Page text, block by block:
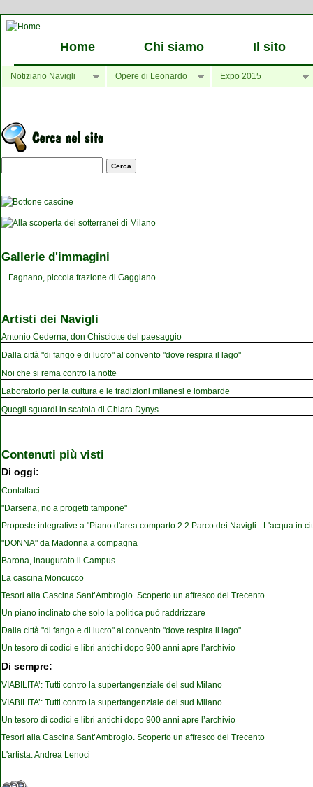
Home Chi siamo Il sito
Notiziario Navigli Opere di Leonardo Expo 2015
Maschera di ricerca
Gallerie d'immagini
Fagnano, piccola frazione di Gaggiano
Artisti dei Navigli
Antonio Cederna, don Chisciotte del paesaggio
Dalla città "di fango e di lucro" al convento "dove respira il lago"
Noi che si rema contro la notte
Laboratorio per la cultura e le tradizioni milanesi e lombarde
Quegli sguardi in scatola di Chiara Dynys
Contenuti più visti
Di oggi:
Contattaci
"Darsena, no a progetti tampone"
Proposte integrative a "Piano d'area comparto 2.2 Parco dei Navigli - L'acqua in
"DONNA" da Madonna a compagna
Barona, inaugurato il Campus
La cascina Moncucco
Tesori alla Cascina Sant’Ambrogio. Scoperto un affresco del Trecento
Un piano inclinato che solo la politica può raddrizzare
Dalla città "di fango e di lucro" al convento "dove respira il lago"
Un tesoro di codici e libri antichi dopo 900 anni apre l’archivio
Di sempre:
VIABILITA’: Tutti contro la supertangenziale del sud Milano
VIABILITA’: Tutti contro la supertangenziale del sud Milano
Un tesoro di codici e libri antichi dopo 900 anni apre l’archivio
Tesori alla Cascina Sant’Ambrogio. Scoperto un affresco del Trecento
L'artista: Andrea Lenoci